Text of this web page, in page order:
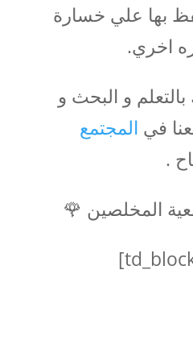
بها علي خسارة
اخري.
و البحث و
في المجتمع
.
المخلصين 🌹